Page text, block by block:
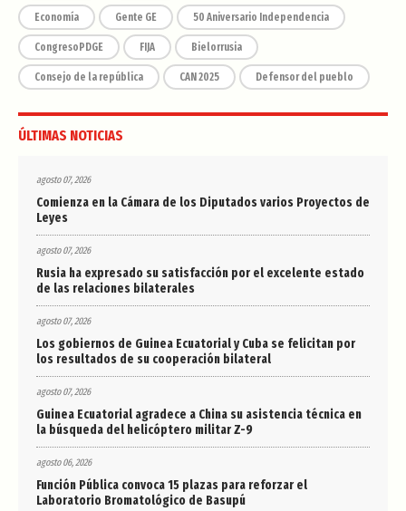
Economía Gente GE 50 Aniversario Independencia
CongresoPDGE FIJA Bielorrusia
Consejo de la república CAN 2025 Defensor del pueblo
ÚLTIMAS NOTICIAS
agosto 07, 2026
Comienza en la Cámara de los Diputados varios Proyectos de
Leyes
agosto 07, 2026
Rusia ha expresado su satisfacción por el excelente estado
de las relaciones bilaterales
agosto 07, 2026
Los gobiernos de Guinea Ecuatorial y Cuba se felicitan por
los resultados de su cooperación bilateral
agosto 07, 2026
Guinea Ecuatorial agradece a China su asistencia técnica en
la búsqueda del helicóptero militar Z-9
agosto 06, 2026
Función Pública convoca 15 plazas para reforzar el
Laboratorio Bromatológico de Basupú